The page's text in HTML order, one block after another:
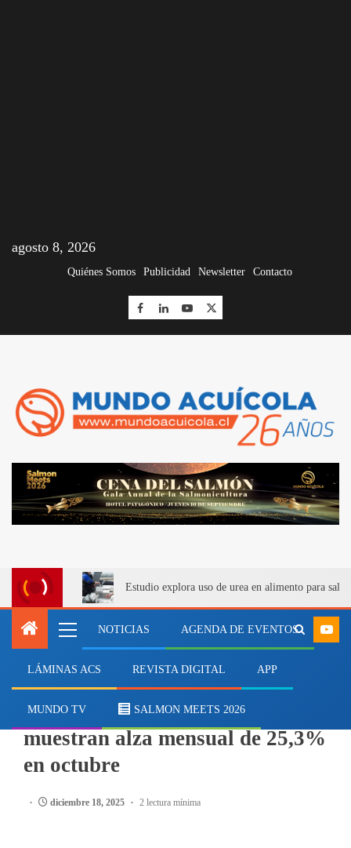
agosto 8, 2026
Quiénes Somos Publicidad Newsletter Contacto
Estudio explora uso de urea en alimento para
NOTICIAS AGENDA DE EVENTOS
LÁMINAS ACS REVISTA DIGITAL APP
MUNDO TV SALMON MEETS 2026
Exportaciones de salmón
muestran alza mensual de 25,3%
en octubre
diciembre 18, 2025 2 lectura mínima